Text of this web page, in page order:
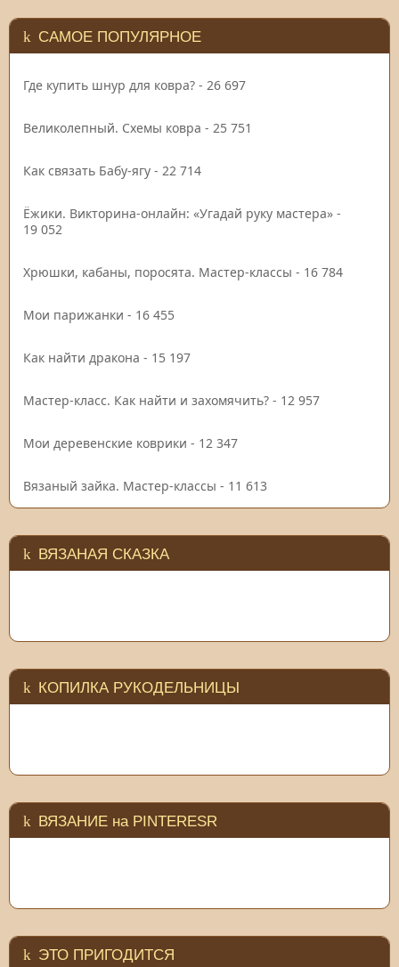
САМОЕ ПОПУЛЯРНОЕ
Где купить шнур для ковра? - 26 697
Великолепный. Схемы ковра - 25 751
Как связать Бабу-ягу - 22 714
Ёжики. Викторина-онлайн: «Угадай руку мастера» -
19 052
Хрюшки, кабаны, поросята. Мастер-классы - 16 784
Мои парижанки - 16 455
Как найти дракона - 15 197
Мастер-класс. Как найти и захомячить? - 12 957
Мои деревенские коврики - 12 347
Вязаный зайка. Мастер-классы - 11 613
ВЯЗАНАЯ СКАЗКА
КОПИЛКА РУКОДЕЛЬНИЦЫ
ВЯЗАНИЕ на PINTERESR
ЭТО ПРИГОДИТСЯ